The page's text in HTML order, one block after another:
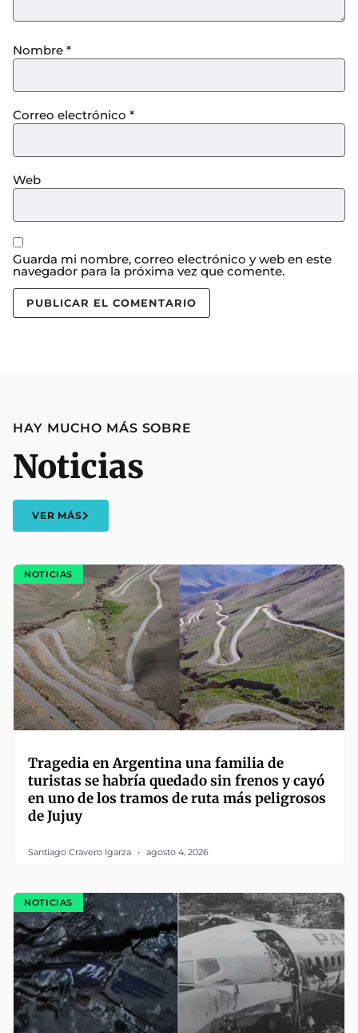
Nombre *
Correo electrónico *
Web
Guarda mi nombre, correo electrónico y web en este
navegador para la próxima vez que comente.
HAY MUCHO MÁS SOBRE
Noticias
VER MÁS
NOTICIAS
Tragedia en Argentina una familia de
turistas se habría quedado sin frenos y cayó
en uno de los tramos de ruta más peligrosos
de Jujuy
Santiago Cravero Igarza agosto 4, 2026
NOTICIAS